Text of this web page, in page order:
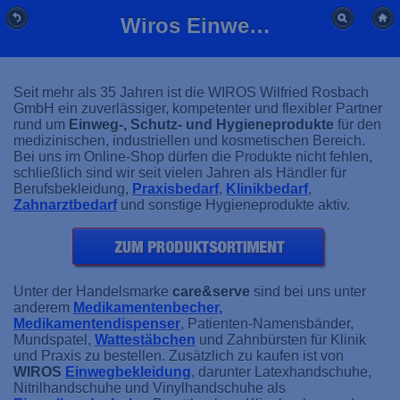
Wiros Einwegschutz, Handschuhe, Mundschutz günstig kaufen
Seit mehr als 35 Jahren ist die WIROS Wilfried Rosbach
GmbH ein zuverlässiger, kompetenter und flexibler Partner
rund um Einweg-, Schutz- und Hygieneprodukte für den
medizinischen, industriellen und kosmetischen Bereich.
Bei uns im Online-Shop dürfen die Produkte nicht fehlen,
schließlich sind wir seit vielen Jahren als Händler für
Berufsbekleidung, Praxisbedarf, Klinikbedarf,
Zahnarztbedarfund sonstige Hygieneprodukte aktiv.
Unter der Handelsmarke care&serve sind bei uns unter
anderem Medikamentenbecher,
Medikamentendispenser, Patienten-Namensbänder,
Mundspatel, Wattestäbchen und Zahnbürsten für Klinik
und Praxis zu bestellen. Zusätzlich zu kaufen ist von
WIROS Einwegbekleidung, darunter Latexhandschuhe,
Nitrilhandschuhe und Vinylhandschuhe als